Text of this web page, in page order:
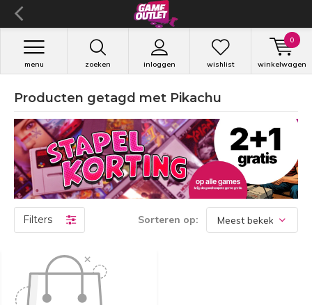
zoeken inloggen
menu wishlist winkelwagen
0
Producten getagd met Pikachu
Filters Sorteren op: